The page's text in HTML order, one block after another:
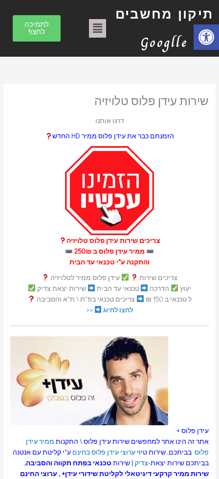
פתח סרגל נגישות
לתוכןתיקון מחשבים
Googlle
תפריט
לתמיכה
לחצו!
שירות עידן פלוס טלויזיה
דרגו אותנו
הזמנתם כבר את עידן פלוס ממיר HD החדש
צריכים שירות עידן פלוס טלויזיה
ממיר עידן פלוס ב 250₪
והתקנה ע"י טכנאי עד הבית
צריכים שירות
עידן פלוס ממיר לטלויזיה
יעוץ
הדרכה טכנאי עד הבית
שירות יצאת צדיק
ל טכנאי ב 150 ₪
צריכים טכנאי בפ"ת \ ת"א והסביבה
לחצו לחיוג
<<
עידן פלוס +
אתר זה הינו אתר למחפשים שירות עידן פלוס \ התקנות ממיר עידן
פלוס בביתכם, שירות טיויערוצי עידן פלוס בחינם ע"י קליטת עם אנטנה
בביתכם שירות יצאת-צדיק | שירות טכנאיבפתח תקווה והסביבה,
שירות ממיר קרקעי דיגיטאלי לקליטת שידורי עידן+ , ערוצי החינם
ט
ג
ו
ר
ת